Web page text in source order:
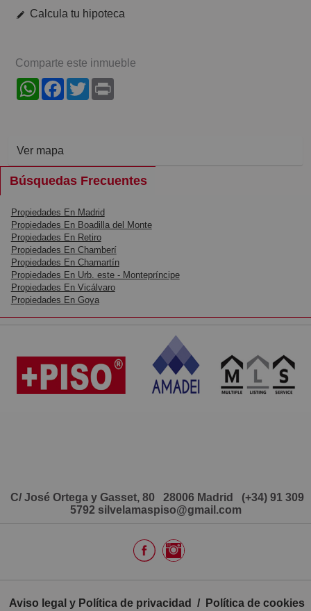
Calcula tu hipoteca
Comparte este inmueble
WhatsAppFacebook
Twitter
Ver mapa
Búsquedas Frecuentes
Propiedades En Madrid
Propiedades En Boadilla del Monte
Propiedades En Retiro
Propiedades En Chamberí
Propiedades En Chamartín
Propiedades En Urb. este - Montepríncipe
Propiedades En Vicálvaro
Propiedades En Goya
C/ José Ortega y Gasset, 80 28006 Madrid (+34) 91 309
5792 silvelamaspiso@gmail.com
Aviso legal y Política de privacidad / Política de cookies